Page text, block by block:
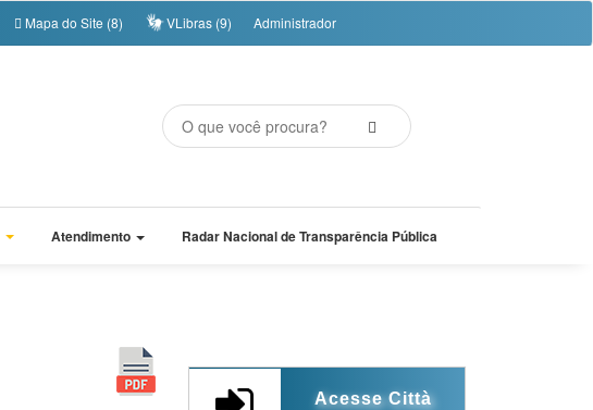
Mapa do Site (8) VLibras (9) Administrador
Atendimento Radar Nacional de Transparência Pública
Acesse Città